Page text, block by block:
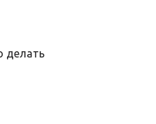
делать